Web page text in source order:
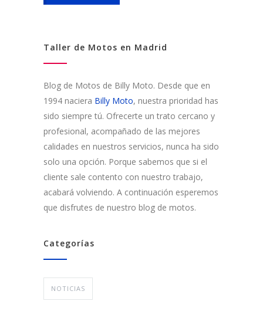
Taller de Motos en Madrid
Blog de Motos de Billy Moto. Desde que en
1994 naciera Billy Moto, nuestra prioridad has
sido siempre tú. Ofrecerte un trato cercano y
profesional, acompañado de las mejores
calidades en nuestros servicios, nunca ha sido
solo una opción. Porque sabemos que si el
cliente sale contento con nuestro trabajo,
acabará volviendo. A continuación esperemos
que disfrutes de nuestro blog de motos.
Categorías
NOTICIAS